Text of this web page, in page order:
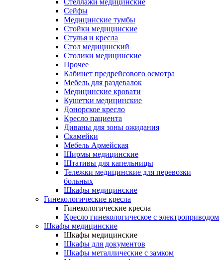
Стеллажи медицинские
Сейфы
Медицинские тумбы
Стойки медицинские
Cтулья и кресла
Стол медицинский
Столики медицинские
Прочее
Кабинет предрейсового осмотра
Мебель для раздевалок
Медицинские кровати
Кушетки медицинские
Донорское кресло
Кресло пациента
Диваны для зоны ожидания
Скамейки
Мебель Армейская
Ширмы медицинские
Штативы для капельницы
Тележки медицинские для перевозки
больных
Шкафы медицинские
Гинекологические кресла
Гинекологические кресла
Кресло гинекологическое с электроприводом
Шкафы медицинские
Шкафы медицинские
Шкафы для документов
Шкафы металлические с замком